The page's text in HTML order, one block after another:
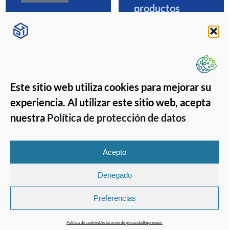
Este sitio web utiliza cookies para mejorar su
experiencia. Al utilizar este sitio web, acepta
nuestra Política de protección de datos
Acepto
Denegado
Preferencias
Política de cookiesDeclaración de privacidadImpressum
productos
Copyright 2026 © GPISoft
GPISoft
Tlf.: (+34) 968 190 190
Email: info@gpisoft.com